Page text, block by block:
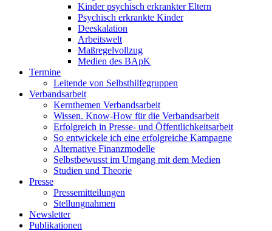
Kinder psychisch erkrankter Eltern
Psychisch erkrankte Kinder
Deeskalation
Arbeitswelt
Maßregelvollzug
Medien des BApK
Termine
Leitende von Selbsthilfegruppen
Verbandsarbeit
Kernthemen Verbandsarbeit
Wissen. Know-How für die Verbandsarbeit
Erfolgreich in Presse- und Öffentlichkeitsarbeit
So entwickele ich eine erfolgreiche Kampagne
Alternative Finanzmodelle
Selbstbewusst im Umgang mit dem Medien
Studien und Theorie
Presse
Pressemitteilungen
Stellungnahmen
Newsletter
Publikationen